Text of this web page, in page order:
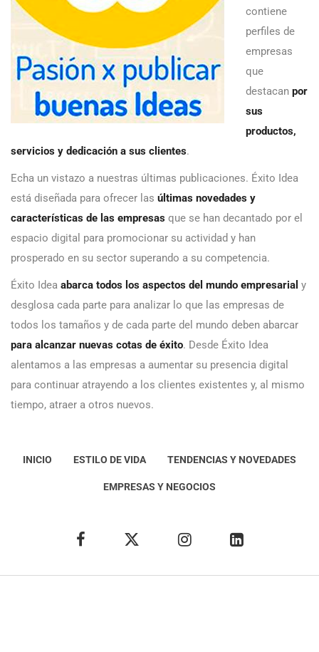
contiene
perfiles de
empresas
que
destacan por
sus
productos,
servicios y dedicación a sus clientes.
Echa un vistazo a nuestras últimas publicaciones. Éxito Idea
está diseñada para ofrecer las últimas novedades y
características de las empresas que se han decantado por el
espacio digital para promocionar su actividad y han
prosperado en su sector superando a su competencia.
Éxito Idea abarca todos los aspectos del mundo empresarial y
desglosa cada parte para analizar lo que las empresas de
todos los tamaños y de cada parte del mundo deben abarcar
para alcanzar nuevas cotas de éxito. Desde Éxito Idea
alentamos a las empresas a aumentar su presencia digital
para continuar atrayendo a los clientes existentes y, al mismo
tiempo, atraer a otros nuevos.
INICIO ESTILO DE VIDA TENDENCIAS Y NOVEDADES
EMPRESAS Y NEGOCIOS